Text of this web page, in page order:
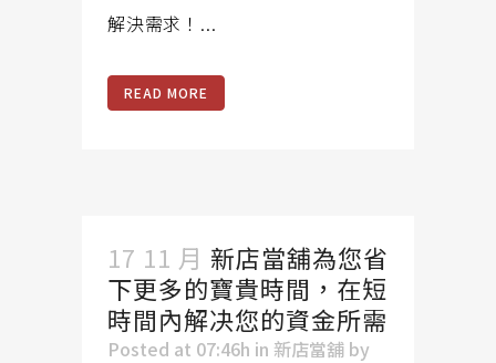
解決需求！...
READ MORE
17 11 月 新店當舖為您省
下更多的寶貴時間，在短
時間內解决您的資金所需
Posted at 07:46h in 新店當舖 by